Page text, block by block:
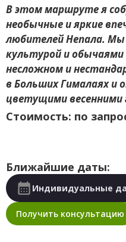
В этом маршруте я
необычные и яркие
любителей Непала. Мы
культурой и обычаями
несложном и
в Больших Гималаях и
цветущими весенними
Стоимость: по
Ближайшие даты:
Индивидуальные
Получить консультацию